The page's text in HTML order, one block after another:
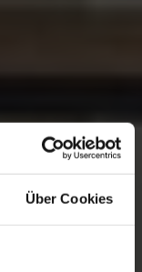
Über Cookies